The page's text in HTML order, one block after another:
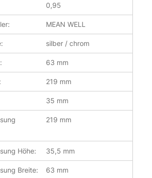
0,95
MEAN WELL
silber / chrom
63 mm
219 mm
35 mm
219 mm
Höhe: 35,5 mm
Breite: 63 mm